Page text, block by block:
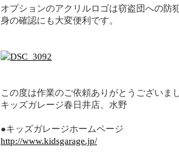
オプションのアクリルロゴは窃盗団への防
身の確認にも大変便利です。
この度は作業のご依頼ありがとうございま
キッズガレージ春日井店、水野
●キッズガレージホームページ
http://www.kidsgarage.jp/